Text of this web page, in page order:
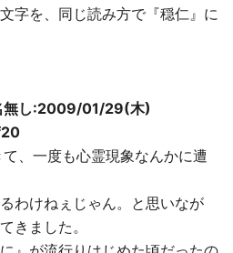
字を、同じ読み方で『穏仁』に
無し:2009/01/29(木)
、一度も心霊現象なんかに遭
わけねぇじゃん。と思いなが
きました。